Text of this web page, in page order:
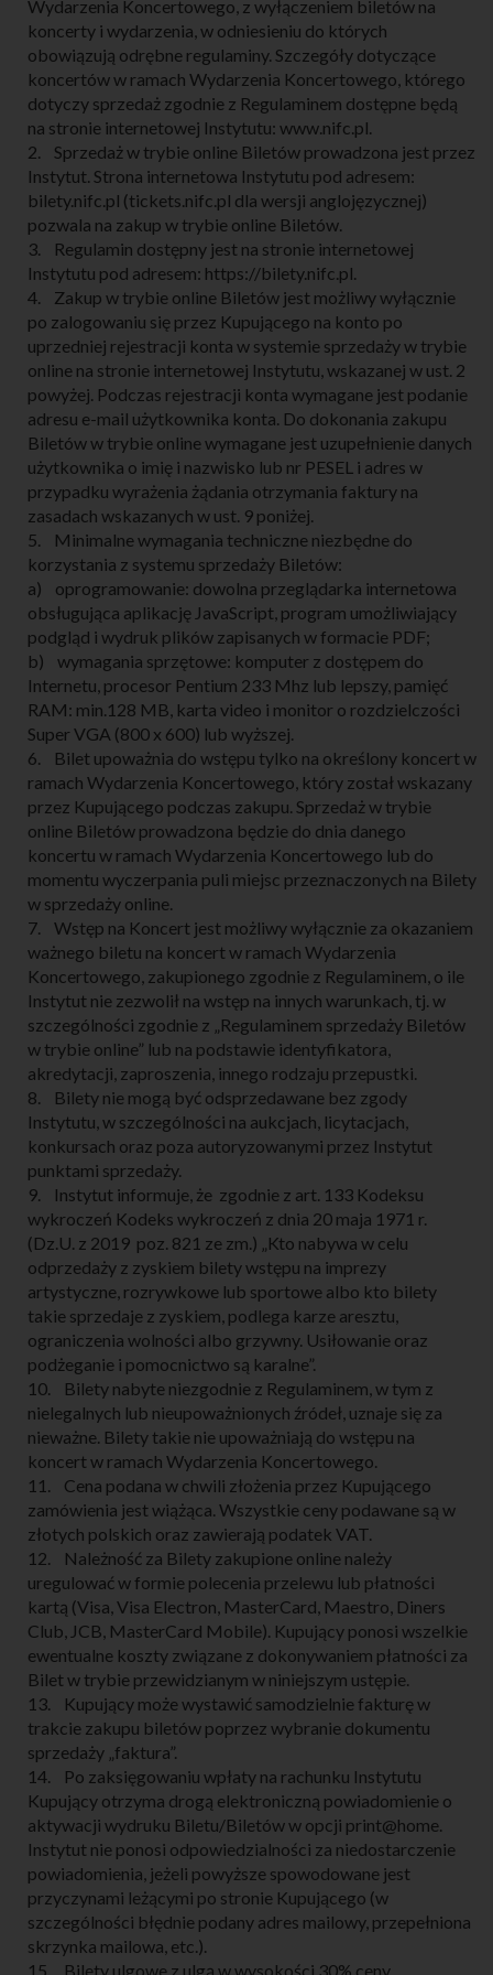
Wydarzenia Koncertowego, z wyłączeniem biletów na
koncerty i wydarzenia, w odniesieniu do których
obowiązują odrębne regulaminy. Szczegóły dotyczące
koncertów w ramach Wydarzenia Koncertowego, którego
dotyczy sprzedaż zgodnie z Regulaminem dostępne będą
na stronie internetowej Instytutu: www.nifc.pl.
2. Sprzedaż w trybie online Biletów prowadzona jest przez
Instytut. Strona internetowa Instytutu pod adresem:
bilety.nifc.pl (tickets.nifc.pl dla wersji anglojęzycznej)
pozwala na zakup w trybie online Biletów.
3. Regulamin dostępny jest na stronie internetowej
Instytutu pod adresem: https://bilety.nifc.pl.
4. Zakup w trybie online Biletów jest możliwy wyłącznie
po zalogowaniu się przez Kupującego na konto po
uprzedniej rejestracji konta w systemie sprzedaży w trybie
online na stronie internetowej Instytutu, wskazanej w ust. 2
powyżej. Podczas rejestracji konta wymagane jest podanie
adresu e-mail użytkownika konta. Do dokonania zakupu
Biletów w trybie online wymagane jest uzupełnienie danych
użytkownika o imię i nazwisko lub nr PESEL i adres w
przypadku wyrażenia żądania otrzymania faktury na
zasadach wskazanych w ust. 9 poniżej.
5. Minimalne wymagania techniczne niezbędne do
korzystania z systemu sprzedaży Biletów:
a) oprogramowanie: dowolna przeglądarka internetowa
obsługująca aplikację JavaScript, program umożliwiający
podgląd i wydruk plików zapisanych w formacie PDF;
b) wymagania sprzętowe: komputer z dostępem do
Internetu, procesor Pentium 233 Mhz lub lepszy, pamięć
RAM: min.128 MB, karta video i monitor o rozdzielczości
Super VGA (800 x 600) lub wyższej.
6. Bilet upoważnia do wstępu tylko na określony koncert w
ramach Wydarzenia Koncertowego, który został wskazany
przez Kupującego podczas zakupu. Sprzedaż w trybie
online Biletów prowadzona będzie do dnia danego
koncertu w ramach Wydarzenia Koncertowego lub do
momentu wyczerpania puli miejsc przeznaczonych na Bilety
w sprzedaży online.
7. Wstęp na Koncert jest możliwy wyłącznie za okazaniem
ważnego biletu na koncert w ramach Wydarzenia
Koncertowego, zakupionego zgodnie z Regulaminem, o ile
Instytut nie zezwolił na wstęp na innych warunkach, tj. w
szczególności zgodnie z „Regulaminem sprzedaży Biletów
w trybie online” lub na podstawie identyfikatora,
akredytacji, zaproszenia, innego rodzaju przepustki.
8. Bilety nie mogą być odsprzedawane bez zgody
Instytutu, w szczególności na aukcjach, licytacjach,
konkursach oraz poza autoryzowanymi przez Instytut
punktami sprzedaży.
9. Instytut informuje, że zgodnie z art. 133 Kodeksu
wykroczeń Kodeks wykroczeń z dnia 20 maja 1971 r.
(Dz.U. z 2019 poz. 821 ze zm.) „Kto nabywa w celu
odprzedaży z zyskiem bilety wstępu na imprezy
artystyczne, rozrywkowe lub sportowe albo kto bilety
takie sprzedaje z zyskiem, podlega karze aresztu,
ograniczenia wolności albo grzywny. Usiłowanie oraz
podżeganie i pomocnictwo są karalne”.
10. Bilety nabyte niezgodnie z Regulaminem, w tym z
nielegalnych lub nieupoważnionych źródeł, uznaje się za
nieważne. Bilety takie nie upoważniają do wstępu na
koncert w ramach Wydarzenia Koncertowego.
11. Cena podana w chwili złożenia przez Kupującego
zamówienia jest wiążąca. Wszystkie ceny podawane są w
złotych polskich oraz zawierają podatek VAT.
12. Należność za Bilety zakupione online należy
uregulować w formie polecenia przelewu lub płatności
kartą (Visa, Visa Electron, MasterCard, Maestro, Diners
Club, JCB, MasterCard Mobile). Kupujący ponosi wszelkie
ewentualne koszty związane z dokonywaniem płatności za
Bilet w trybie przewidzianym w niniejszym ustępie.
13. Kupujący może wystawić samodzielnie fakturę w
trakcie zakupu biletów poprzez wybranie dokumentu
sprzedaży „faktura”.
14. Po zaksięgowaniu wpłaty na rachunku Instytutu
Kupujący otrzyma drogą elektroniczną powiadomienie o
aktywacji wydruku Biletu/Biletów w opcji print@home.
Instytut nie ponosi odpowiedzialności za niedostarczenie
powiadomienia, jeżeli powyższe spowodowane jest
przyczynami leżącymi po stronie Kupującego (w
szczególności błędnie podany adres mailowy, przepełniona
skrzynka mailowa, etc.).
15. Bilety ulgowe z ulgą w wysokości 30% ceny